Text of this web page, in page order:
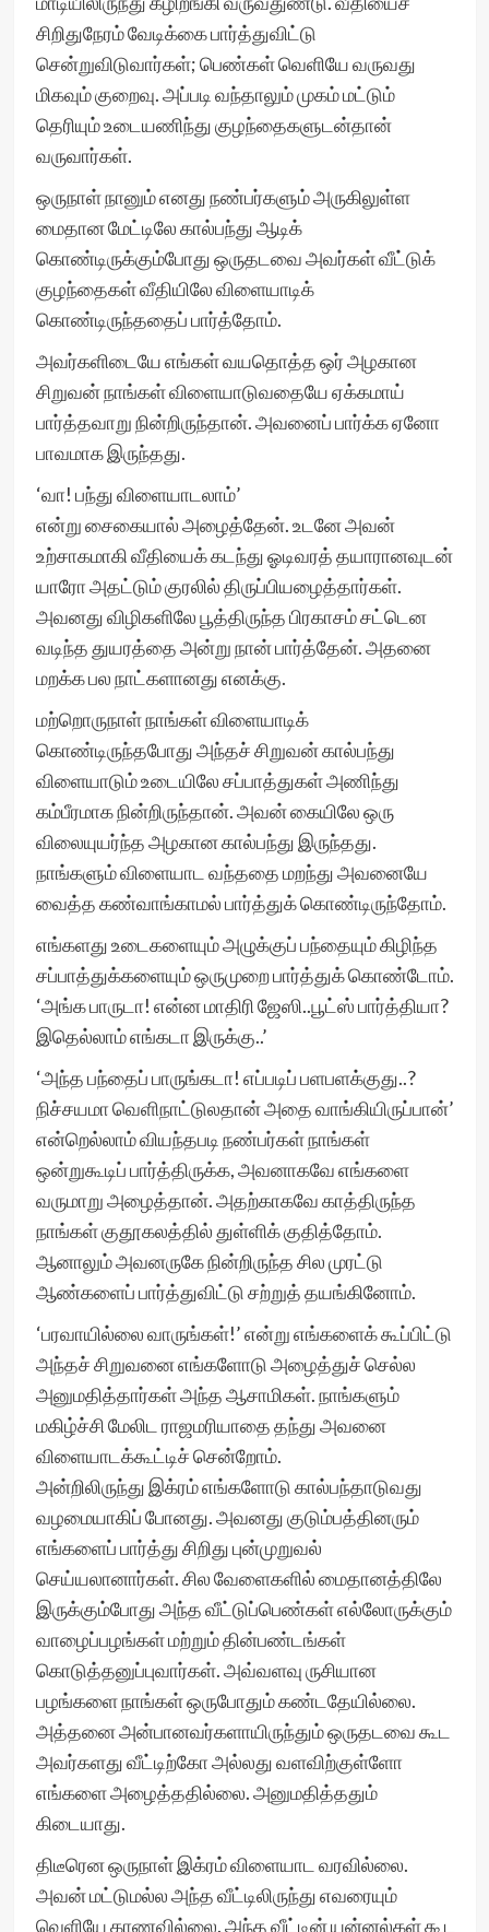
சிறிதுநேரம் வேடிக்கை பார்த்துவிட்டு
சென்றுவிடுவார்கள்; பெண்கள் வெளியே வருவது
மிகவும் குறைவு. அப்படி வந்தாலும் முகம் மட்டும்
தெரியும் உடையணிந்து குழந்தைகளுடன்தான்
வருவார்கள்.
ஒருநாள் நானும் எனது நண்பர்களும் அருகிலுள்ள
மைதான மேட்டிலே கால்பந்து ஆடிக்
கொண்டிருக்கும்போது ஒருதடவை அவர்கள் வீட்டுக்
குழந்தைகள் வீதியிலே விளையாடிக்
கொண்டிருந்ததைப் பார்த்தோம்.
அவர்களிடையே எங்கள் வயதொத்த ஒர் அழகான
சிறுவன் நாங்கள் விளையாடுவதையே ஏக்கமாய்
பார்த்தவாறு நின்றிருந்தான். அவனைப் பார்க்க ஏனோ
பாவமாக இருந்தது.
‘வா! பந்து விளையாடலாம்’
என்று சைகையால் அழைத்தேன். உடனே அவன்
உற்சாகமாகி வீதியைக் கடந்து ஓடிவரத் தயாரானவுடன்
யாரோ அதட்டும் குரலில் திருப்பியழைத்தார்கள்.
அவனது விழிகளிலே பூத்திருந்த பிரகாசம் சட்டென
வடிந்த துயரத்தை அன்று நான் பார்த்தேன். அதனை
மறக்க பல நாட்களானது எனக்கு.
மற்றொருநாள் நாங்கள் விளையாடிக்
கொண்டிருந்தபோது அந்தச் சிறுவன் கால்பந்து
விளையாடும் உடையிலே சப்பாத்துகள் அணிந்து
கம்பீரமாக நின்றிருந்தான். அவன் கையிலே ஒரு
விலையுயர்ந்த அழகான கால்பந்து இருந்தது.
நாங்களும் விளையாட வந்ததை மறந்து அவனையே
வைத்த கண்வாங்காமல் பார்த்துக் கொண்டிருந்தோம்.
எங்களது உடைகளையும் அழுக்குப் பந்தையும் கிழிந்த
சப்பாத்துக்களையும் ஒருமுறை பார்த்துக் கொண்டோம்.
‘அங்க பாருடா! என்ன மாதிரி ஜேஸி..பூட்ஸ் பார்த்தியா?
இதெல்லாம் எங்கடா இருக்கு..’
‘அந்த பந்தைப் பாருங்கடா! எப்படிப் பளபளக்குது..?
நிச்சயமா வெளிநாட்டுலதான் அதை வாங்கியிருப்பான்’
என்றெல்லாம் வியந்தபடி நண்பர்கள் நாங்கள்
ஒன்றுகூடிப் பார்த்திருக்க, அவனாகவே எங்களை
வருமாறு அழைத்தான். அதற்காகவே காத்திருந்த
நாங்கள் குதூகலத்தில் துள்ளிக் குதித்தோம்.
ஆனாலும் அவனருகே நின்றிருந்த சில முரட்டு
ஆண்களைப் பார்த்துவிட்டு சற்றுத் தயங்கினோம்.
‘பரவாயில்லை வாருங்கள்!’ என்று எங்களைக் கூப்பிட்டு
அந்தச் சிறுவனை எங்களோடு அழைத்துச் செல்ல
அனுமதித்தார்கள் அந்த ஆசாமிகள். நாங்களும்
மகிழ்ச்சி மேலிட ராஜமரியாதை தந்து அவனை
விளையாடக்கூட்டிச் சென்றோம்.
அன்றிலிருந்து இக்ரம் எங்களோடு கால்பந்தாடுவது
வழமையாகிப் போனது. அவனது குடும்பத்தினரும்
எங்களைப் பார்த்து சிறிது புன்முறுவல்
செய்யலானார்கள். சில வேளைகளில் மைதானத்திலே
இருக்கும்போது அந்த வீட்டுப்பெண்கள் எல்லோருக்கும்
வாழைப்பழங்கள் மற்றும் தின்பண்டங்கள்
கொடுத்தனுப்புவார்கள். அவ்வளவு ருசியான
பழங்களை நாங்கள் ஒருபோதும் கண்டதேயில்லை.
அத்தனை அன்பானவர்களாயிருந்தும் ஒருதடவை கூட
அவர்களது வீட்டிற்கோ அல்லது வளவிற்குள்ளோ
எங்களை அழைத்ததில்லை. அனுமதித்ததும்
கிடையாது.
திடீரென ஒருநாள் இக்ரம் விளையாட வரவில்லை.
அவன் மட்டுமல்ல அந்த வீட்டிலிருந்து எவரையும்
வெளியே காணவில்லை. அந்த வீட்டின் யன்னல்கள் கூட